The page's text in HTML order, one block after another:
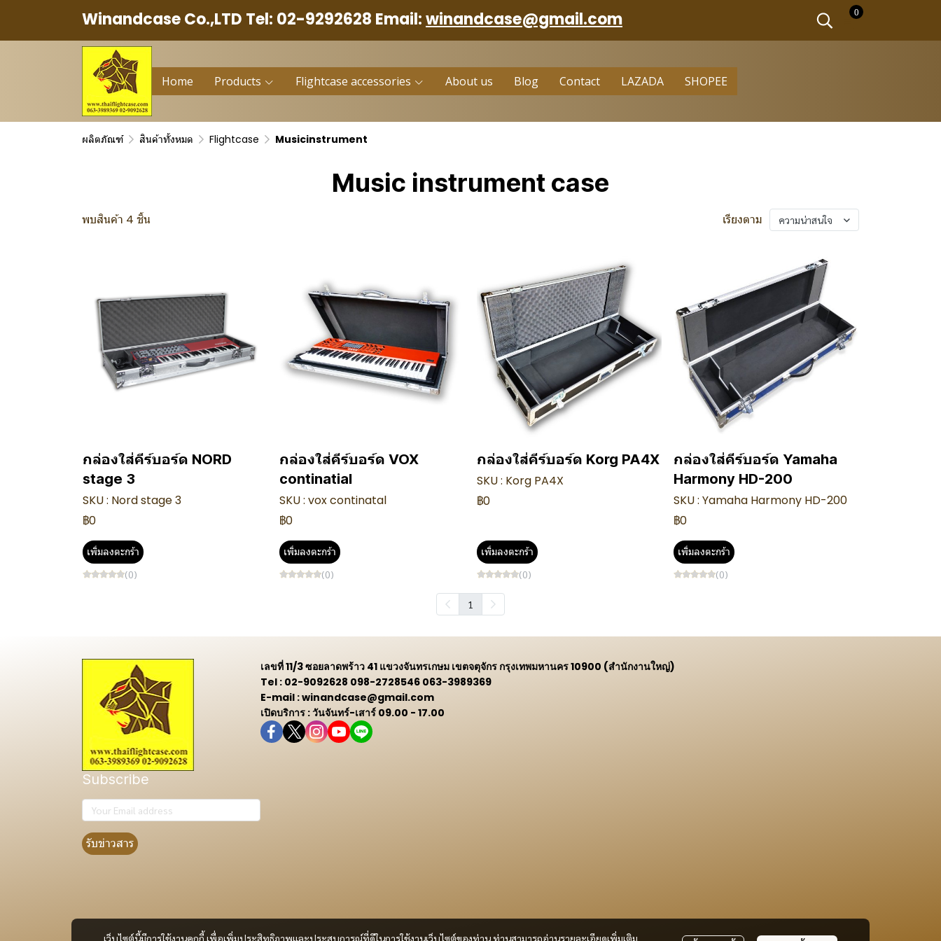
Winandcase Co.,LTD Tel: 02-9292628 Email:winandcase@gmail.com 0
Home Products Flightcase accessories About us Blog Contact LAZADA SHOPEE
ผลิตภัณฑ์ สินค้าทั้งหมด Flightcase Musicinstrument
Music instrument case
พบสินค้า 4 ชิ้น เรียงตาม ความน่าสนใจ
กล่องใส่คีร์บอร์ด NORD
stage 3
SKU : Nord stage 3
฿0
เพิ่มลงตะกร้า
(0)
กล่องใส่คีร์บอร์ด VOX
continatial
SKU : vox continatal
฿0
เพิ่มลงตะกร้า
(0)
กล่องใส่คีร์บอร์ด Korg PA4X
SKU : Korg PA4X
฿0
เพิ่มลงตะกร้า
(0)
กล่องใส่คีร์บอร์ด Yamaha
Harmony HD-200
SKU : Yamaha Harmony HD-200
฿0
เพิ่มลงตะกร้า
(0)
1
เว็บไซต์นี้มีการใช้งานคุกกี้ เพื่อเพิ่มประสิทธิภาพและประสบการณ์ที่ดีในการใช้งานเว็บไซต์ของท่าน ท่านสามารถอ่านรายละเอียดเพิ่มเติม
Subscribe
รับข่าวสาร
เลขที่ 11/3 ซอยลาดพร้าว 41 แขวงจันทรเกษม เขตจตุจักร กรุงเทพมหานคร 10900 (สำนักงานใหญ่)
Tel : 02-9092628 098-2728546 063-3989369
E-mail : winandcase@gmail.com
เปิดบริการ : วันจันทร์-เสาร์ 09.00 - 17.00